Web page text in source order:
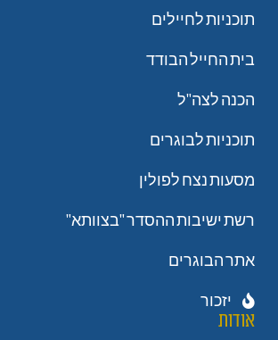
תוכניות לחיילים
בית החייל הבודד
הכנה לצה"ל
תוכניות לבוגרים
מסעות נצח לפולין
רשת ישיבות ההסדר "בצוותא"
אתר הבוגרים
יזכור
אודות